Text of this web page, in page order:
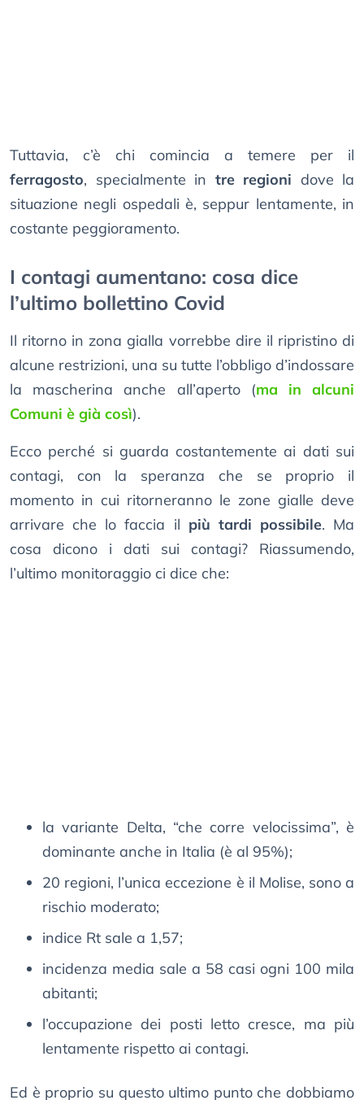
Tuttavia, c’è chi comincia a temere per il
ferragosto, specialmente in tre regioni dove la
situazione negli ospedali è, seppur lentamente, in
costante peggioramento.
I contagi aumentano: cosa dice
l’ultimo bollettino Covid
Il ritorno in zona gialla vorrebbe dire il ripristino di
alcune restrizioni, una su tutte l’obbligo d’indossare
la mascherina anche all’aperto (ma in alcuni
Comuni è già così).
Ecco perché si guarda costantemente ai dati sui
contagi, con la speranza che se proprio il
momento in cui ritorneranno le zone gialle deve
arrivare che lo faccia il più tardi possibile. Ma
cosa dicono i dati sui contagi? Riassumendo,
l’ultimo monitoraggio ci dice che:
la variante Delta, “che corre velocissima”, è
dominante anche in Italia (è al 95%);
20 regioni, l’unica eccezione è il Molise, sono a
rischio moderato;
indice Rt sale a 1,57;
incidenza media sale a 58 casi ogni 100 mila
abitanti;
l’occupazione dei posti letto cresce, ma più
lentamente rispetto ai contagi.
Ed è proprio su questo ultimo punto che dobbiamo